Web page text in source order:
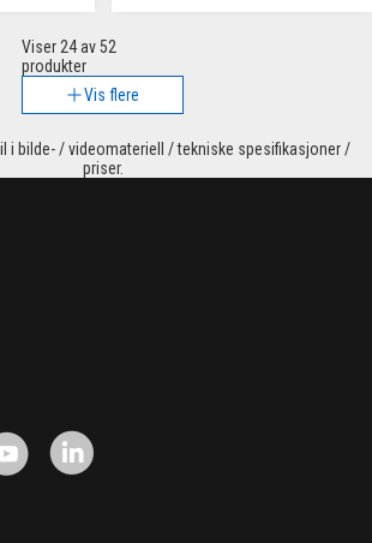
Viser 24av 52
produkter
Vis flere
i bilde- / videomateriell / tekniske spesifikasjoner /
priser.